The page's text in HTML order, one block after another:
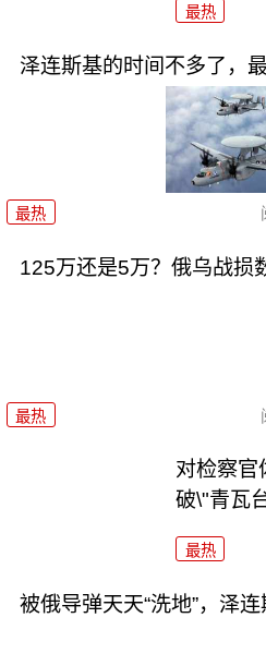
最热
泽连斯基的时间不多了，
最热
125万还是5万？俄乌战损
最热
对检察官
破\"青瓦
最热
被俄导弹天天“洗地”，泽